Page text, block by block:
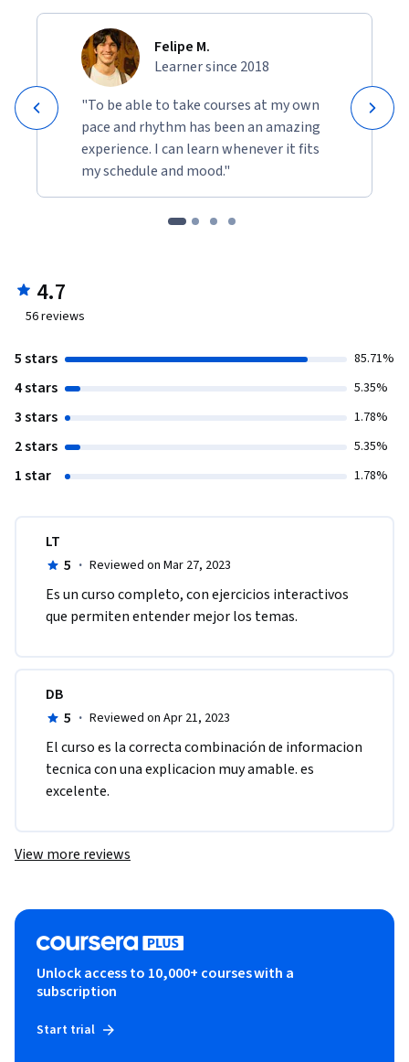
Felipe M.
Learner since 2018
"To be able to take courses at my own
pace and rhythm has been an amazing
experience. I can learn whenever it fits
my schedule and mood."
4.7
56reviews
5 stars 85.71%
4 stars 5.35%
3 stars 1.78%
2 stars 5.35%
1 star 1.78%
LT
5 · Reviewed on Mar 27, 2023
Es un curso completo, con ejercicios interactivos
que permiten entender mejor los temas.
DB
5 · Reviewed on Apr 21, 2023
El curso es la correcta combinación de informacion
tecnica con una explicacion muy amable. es
excelente.
View more reviews
Unlock access to 10,000+ courses with a
subscription
Start trial